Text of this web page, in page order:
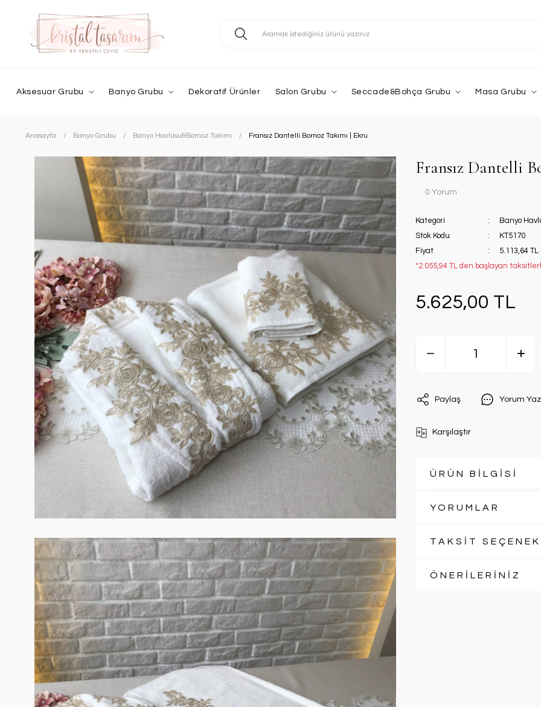
Aksesuar Grubu Banyo Grubu Dekoratif Ürünler Salon Grubu Seccade&Bohça Grubu Masa Grubu
Anasayfa Banyo Grubu Banyo Havlusu&Bornoz Takımı Fransız Dantelli Bornoz Takımı | Ekru
Fransız Dantelli
0 Yorum
Kategori
Banyo
Stok Kodu
KT5170
Fiyat
5.113,64 TL
*2.055,94 TL den başlayan
5.625,00 TL
Paylaş Yorum Yaz
Karşılaştır
ÜRÜN BİLGİSİ
YORUMLAR
TAKSİT
ÖNERİLERİNİZ